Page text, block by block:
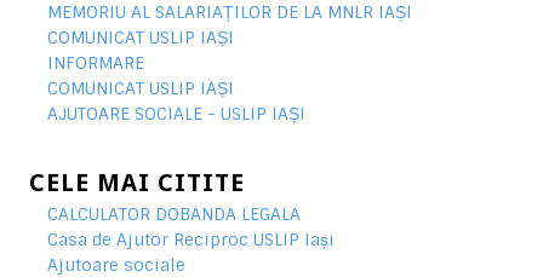
MEMORIU AL SALARIAȚILOR DE LA MNLR IAȘI
COMUNICAT USLIP IAȘI
INFORMARE
COMUNICAT USLIP IAȘI
AJUTOARE SOCIALE - USLIP IAȘI
CELE MAI CITITE
CALCULATOR DOBANDA LEGALA
Casa de Ajutor Reciproc USLIP Iași
Ajutoare sociale